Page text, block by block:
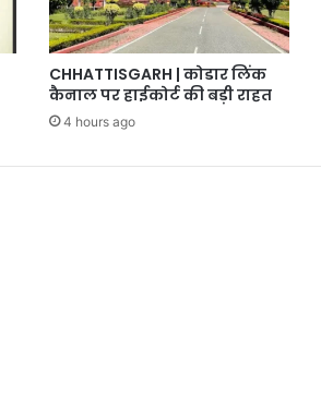
CHHATTISGARH | कोडार लिंक
कैनाल पर हाईकोर्ट की बड़ी राहत
4 hours ago